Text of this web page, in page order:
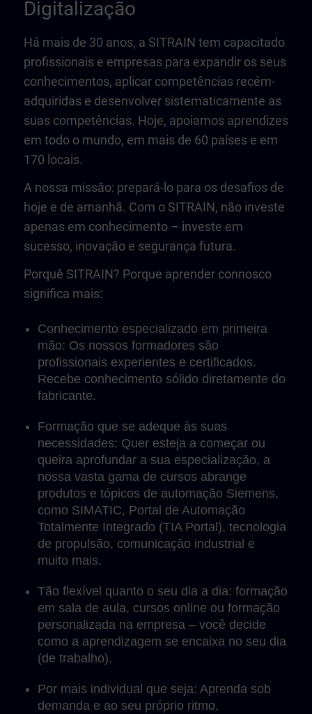
Digitalização
Há mais de 30 anos, a SITRAIN tem capacitado
profissionais e empresas para expandir os seus
conhecimentos, aplicar competências recém-
adquiridas e desenvolver sistematicamente as
suas competências. Hoje, apoiamos aprendizes
em todo o mundo, em mais de 60 países e em
170 locais.
A nossa missão: prepará-lo para os desafios de
hoje e de amanhã. Com o SITRAIN, não investe
apenas em conhecimento – investe em
sucesso, inovação e segurança futura.
Porquê SITRAIN? Porque aprender connosco
significa mais:
Conhecimento especializado em primeira
mão: Os nossos formadores são
profissionais experientes e certificados.
Recebe conhecimento sólido diretamente do
fabricante.
Formação que se adeque às suas
necessidades: Quer esteja a começar ou
queira aprofundar a sua especialização, a
nossa vasta gama de cursos abrange
produtos e tópicos de automação Siemens,
como SIMATIC, Portal de Automação
Totalmente Integrado (TIA Portal), tecnologia
de propulsão, comunicação industrial e
muito mais.
Tão flexível quanto o seu dia a dia: formação
em sala de aula, cursos online ou formação
personalizada na empresa – você decide
como a aprendizagem se encaixa no seu dia
(de trabalho).
Por mais individual que seja: Aprenda sob
demanda e ao seu próprio ritmo,